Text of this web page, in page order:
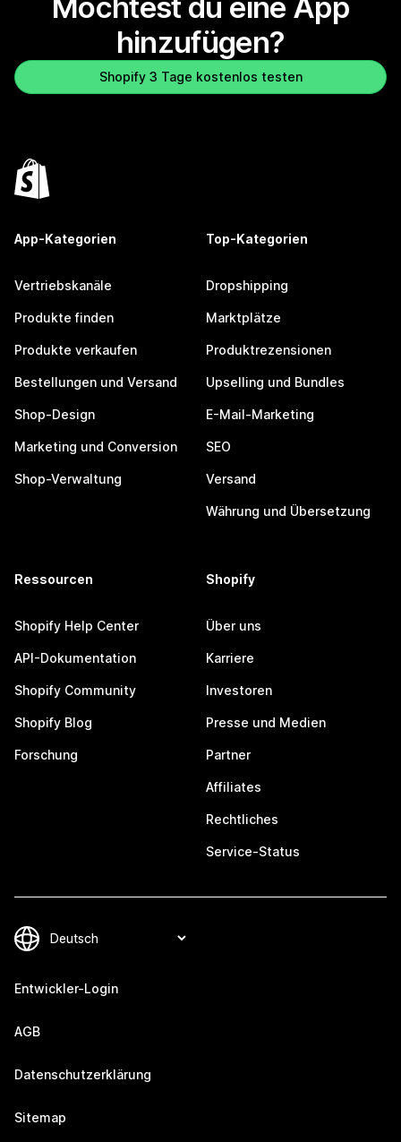
Möchtest du eine App
hinzufügen?
Shopify 3 Tage kostenlos testen
App-Kategorien
Vertriebskanäle
Produkte finden
Produkte verkaufen
Bestellungen und Versand
Shop-Design
Marketing und Conversion
Shop-Verwaltung
Top-Kategorien
Dropshipping
Marktplätze
Produktrezensionen
Upselling und Bundles
E-Mail-Marketing
SEO
Versand
Währung und Übersetzung
Ressourcen
Shopify Help Center
API-Dokumentation
Shopify Community
Shopify Blog
Forschung
Shopify
Über uns
Karriere
Investoren
Presse und Medien
Partner
Affiliates
Rechtliches
Service-Status
Entwickler-Login
AGB
Datenschutzerklärung
Sitemap